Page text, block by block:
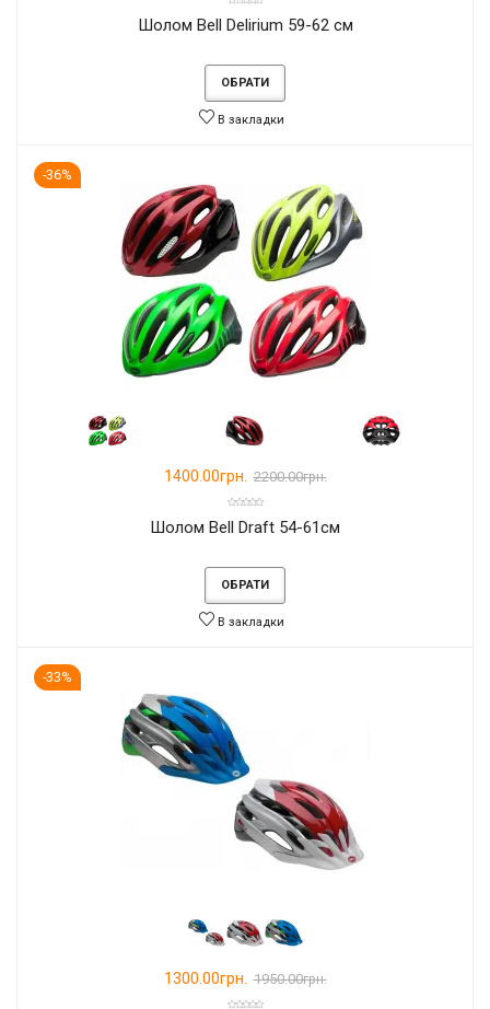
Шолом Bell Delirium 59-62 см
ОБРАТИ
В закладки
-36%
1400.00грн. 2200.00грн.
Шолом Bell Draft 54-61см
ОБРАТИ
В закладки
-33%
1300.00грн. 1950.00грн.